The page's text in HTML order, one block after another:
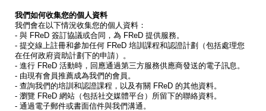
我們如何收集您的個人資料
我們會在以下情況收集您的個人資料：
- 與 FReD 簽訂協議或合同，為 FReD 提供服務。
- 提交線上註冊和參加任何 FReD 培訓課程和認證計劃（包括處理您
在任何政府資助計劃下的申請）。
- 進行 FReD 活動時，回應通過第三方服務供應商發送的電子訊息。
- 由現有會員推薦成為我們的會員。
- 查詢我們的培訓和認證課程，以及有關 FReD 的其他資料。
- 瀏覽 FReD 網站（包括社交媒體平台）所留下的聯絡資料。
- 通過電子郵件或書面信件與我們溝通。